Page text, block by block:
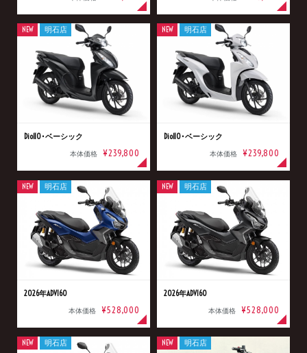
Dio110･ベーシック
本体価格 ¥239,800
NEW 明石店
Dio110･ベーシック
本体価格 ¥239,800
NEW 明石店
2026年ADV160
本体価格 ¥528,000
NEW 明石店
2026年ADV160
本体価格 ¥528,000
NEW 明石店
NEW 明石店 NEW 明石店